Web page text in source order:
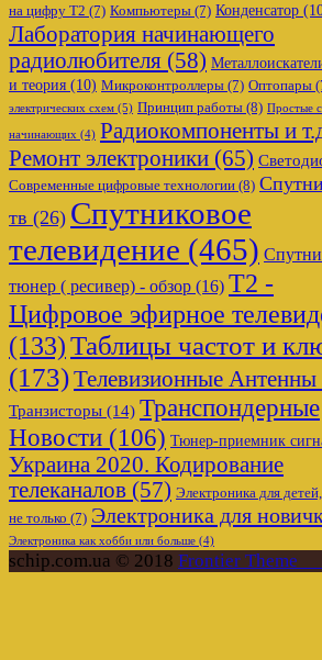
на цифру Т2 (7) Компьютеры (7) Конденсатор
Лаборатория начинающего
радиолюбителя (58)
и теория (10) Микроконтроллеры (7) Оптопары
электрических схем (5) Принцип работы (8) Простые
начинающих (4) Радиокомпоненты и
Ремонт электроники (65)
Современные цифровые технологии (8)
тв (26) Спутниковое
телевидение (465)
тюнер ( ресивер) - обзор (16) Т2 -
Цифровое эфирное
(133)Таблицы частот и
(173)Телевизионные Антенны
Транзисторы (14) Транспондерные
Новости (106) Тюнер-приемник
Украина 2020. Кодирование
телеканалов (57) Электроника для
не только (7) Электроника для
Электроника как хобби или больше (4)
schip.com.ua © 2018 Frontier